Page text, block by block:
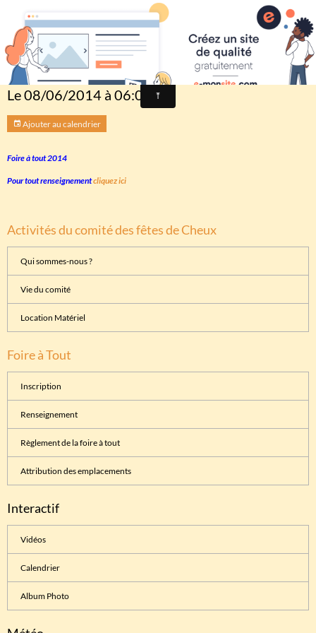
Comité des fêtes de CHEUX
Foire à tout 2014
Le 08/06/2014 à 06:00
Ajouter au calendrier
Foire à tout 2014
Pour tout renseignementcliquez ici
Activités du comité des fêtes de Cheux
Qui sommes-nous ?
Vie du comité
Location Matériel
Foire à Tout
Inscription
Renseignement
Règlement de la foire à tout
Attribution des emplacements
Interactif
Vidéos
Calendrier
Album Photo